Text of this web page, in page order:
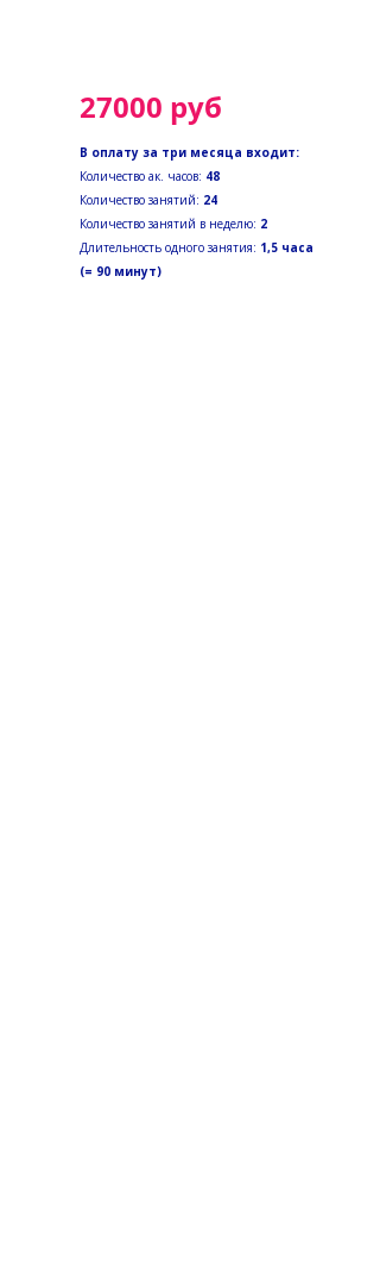
27000 руб
В оплату за три месяца входит:
Количество ак. часов: 48
Количество занятий: 24
Количество занятий в неделю: 2
Длительность одного занятия: 1,5 часа
(= 90 минут)